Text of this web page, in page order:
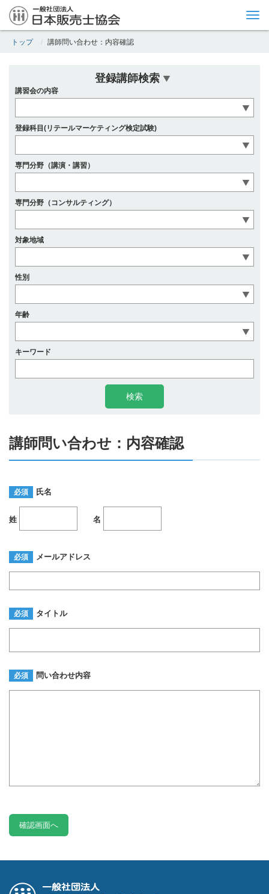
トップ 講師問い合わせ：内容確認
登録講師検索
講習会の内容
登録科目(リテールマーケティング検定試験)
専門分野（講演・講習）
専門分野（コンサルティング）
対象地域
性別
年齢
キーワード
講師問い合わせ：内容確認
必須 氏名
姓 名
必須 メールアドレス
必須 タイトル
必須 問い合わせ内容